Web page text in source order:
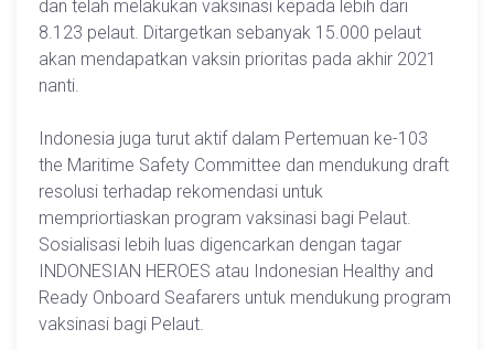
dan telah melakukan vaksinasi kepada lebih dari
8.123 pelaut. Ditargetkan sebanyak 15.000 pelaut
akan mendapatkan vaksin prioritas pada akhir 2021
nanti.
Indonesia juga turut aktif dalam Pertemuan ke-103
the Maritime Safety Committee dan mendukung draft
resolusi terhadap rekomendasi untuk
mempriortiaskan program vaksinasi bagi Pelaut.
Sosialisasi lebih luas digencarkan dengan tagar
INDONESIAN HEROES atau Indonesian Healthy and
Ready Onboard Seafarers untuk mendukung program
vaksinasi bagi Pelaut.